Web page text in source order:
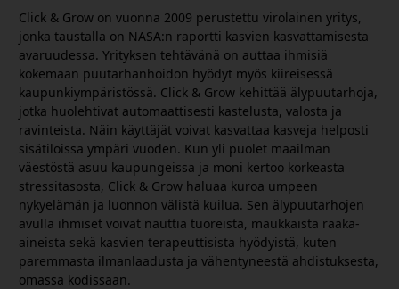
Click & Grow on vuonna 2009 perustettu virolainen yritys,
jonka taustalla on NASA:n raportti kasvien kasvattamisesta
avaruudessa. Yrityksen tehtävänä on auttaa ihmisiä
kokemaan puutarhanhoidon hyödyt myös kiireisessä
kaupunkiympäristössä. Click & Grow kehittää älypuutarhoja,
jotka huolehtivat automaattisesti kastelusta, valosta ja
ravinteista. Näin käyttäjät voivat kasvattaa kasveja helposti
sisätiloissa ympäri vuoden. Kun yli puolet maailman
väestöstä asuu kaupungeissa ja moni kertoo korkeasta
stressitasosta, Click & Grow haluaa kuroa umpeen
nykyelämän ja luonnon välistä kuilua. Sen älypuutarhojen
avulla ihmiset voivat nauttia tuoreista, maukkaista raaka-
aineista sekä kasvien terapeuttisista hyödyistä, kuten
paremmasta ilmanlaadusta ja vähentyneestä ahdistuksesta,
omassa kodissaan.